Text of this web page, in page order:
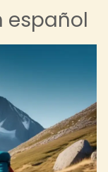
español